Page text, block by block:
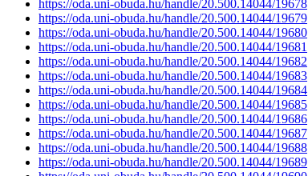
https://oda.uni-obuda.hu/handle/20.500.14044/19678
https://oda.uni-obuda.hu/handle/20.500.14044/19679
https://oda.uni-obuda.hu/handle/20.500.14044/19680
https://oda.uni-obuda.hu/handle/20.500.14044/19681
https://oda.uni-obuda.hu/handle/20.500.14044/19682
https://oda.uni-obuda.hu/handle/20.500.14044/19683
https://oda.uni-obuda.hu/handle/20.500.14044/19684
https://oda.uni-obuda.hu/handle/20.500.14044/19685
https://oda.uni-obuda.hu/handle/20.500.14044/19686
https://oda.uni-obuda.hu/handle/20.500.14044/19687
https://oda.uni-obuda.hu/handle/20.500.14044/19688
https://oda.uni-obuda.hu/handle/20.500.14044/19689